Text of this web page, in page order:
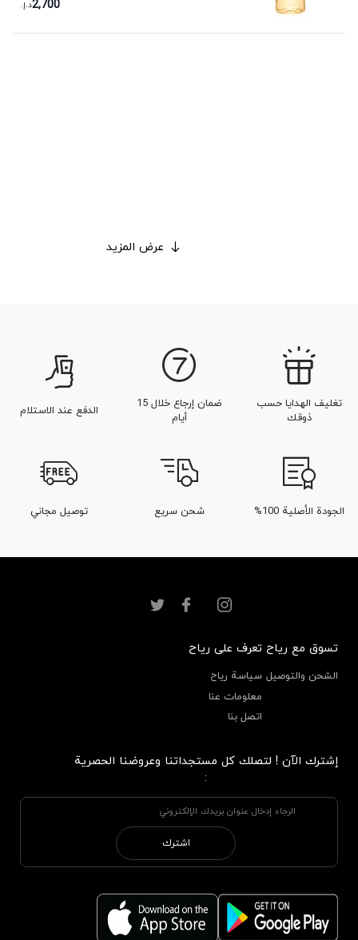
2,700د.إ.
عرض المزيد
تغليف الهدايا حسب
ذوقك
ضمان إرجاع خلال 15
أيام
الدفع عند الاستلام
الجودة الأصلية 100% شحن سريع توصيل مجاني
تسوق مع رياح
الشحن والتوصيل
تعرف على رياح
سياسة رياح
معلومات عنا
اتصل بنا
إشترك الآن ! لتصلك كل مستجداتنا وعروضنا الحصرية
:
اشترك